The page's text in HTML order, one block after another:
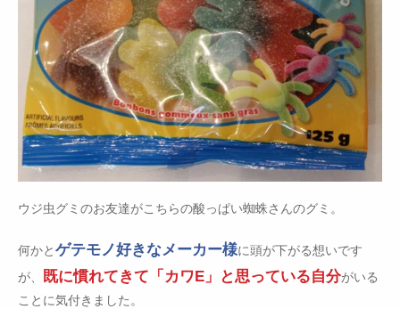
ウジ虫グミのお友達がこちらの酸っぱい蜘蛛さんのグミ。
何かとゲテモノ好きなメーカー様に頭が下がる想いです
が、 既に慣れてきて「カワE」と思っている自分がいる
ことに気付きました。